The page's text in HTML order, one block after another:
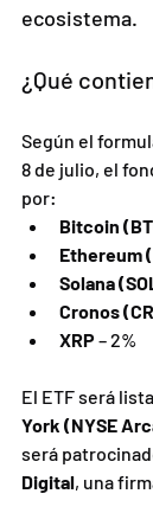
ecosistema.
¿Qué
Según el
8 de julio, el
por:
Bitcoin
Ethereum
Solana
Cronos
XRP – 2%
El ETF será
York (NYSE
será
Digital, una